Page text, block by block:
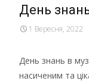
День
1 Вересня, 2022
День знань в
насиченим та